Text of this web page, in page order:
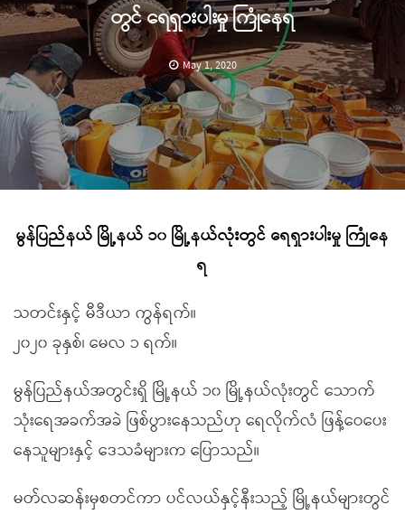
တွင် ရေရှားပါးမှု ကြုံနေရ
May 1, 2020
မွန်ပြည်နယ် မြို့နယ် ၁၀ မြို့နယ်လုံးတွင် ရေရှားပါးမှု ကြုံနေ
ရ
သတင်းနှင့် မီဒီယာ ကွန်ရက်။
၂၀၂၀ ခုနှစ်၊ မေလ ၁ ရက်။
မွန်ပြည်နယ်အတွင်းရှိ မြို့နယ် ၁၀ မြို့နယ်လုံးတွင် သောက်
သုံးရေအခက်အခဲ ဖြစ်ပွားနေသည်ဟု ရေလိုက်လံ ဖြန့်ဝေပေး
နေသူများနှင့် ဒေသခံများက ပြောသည်။
မတ်လဆန်းမှစတင်ကာ ပင်လယ်နှင့်နီးသည့် မြို့နယ်များတွင်